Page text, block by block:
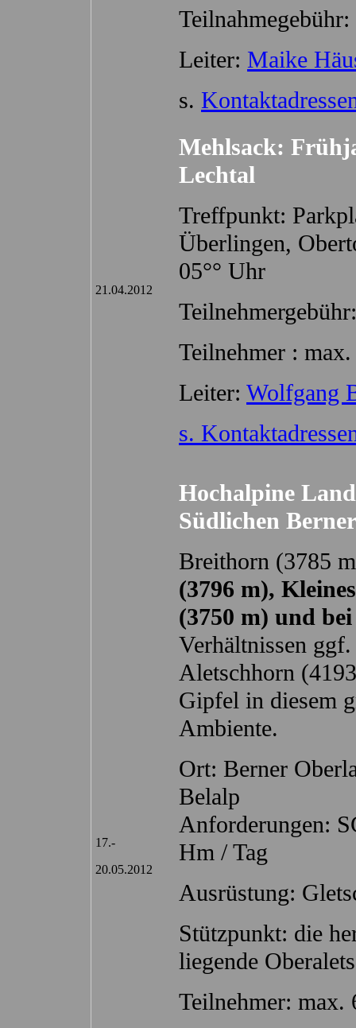
Leiter: Maike
s.
21.04.2012
Mehlsack:
Lechtal
Treffpunkt:
Überlingen,
05°° Uhr
Teilnehmer :
Leiter: Wolfgang
s.
17.-
20.05.2012
Hochalpine
Südlichen
Breithorn (3785
(3796 m),
(3750 m) und
Verhältnissen ggf.
Aletschhorn
Gipfel in diesem
Ambiente.
Ort: Berner
Belalp
Anforderungen:
Hm / Tag
Ausrüstung:
Stützpunkt: die
liegende
Teilnehmer: max.